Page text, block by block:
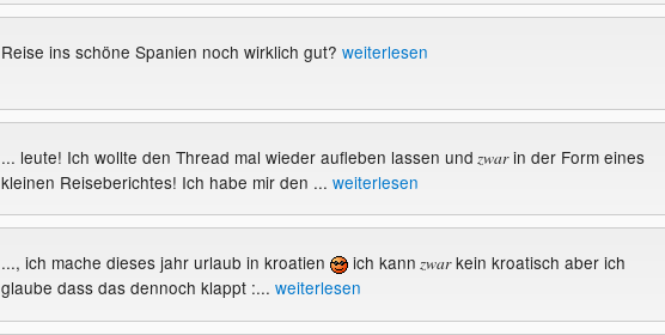
Reise ins schöne Spanien noch wirklich gut? weiterlesen
... leute! Ich wollte den Thread mal wieder aufleben lassen und zwarin der Form eines
kleinen Reiseberichtes! Ich habe mir den ... weiterlesen
..., ich mache dieses jahr urlaub in kroatien ich kann zwarkein kroatisch aber ich
glaube dass das dennoch klappt :... weiterlesen